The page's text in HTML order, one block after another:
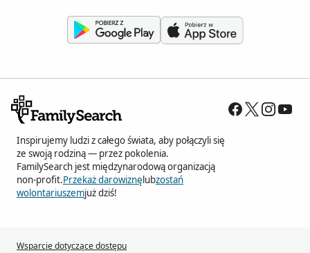
Inspirujemy ludzi z całego świata, aby połączyli się
ze swoją rodziną — przez pokolenia.
FamilySearch jest międzynarodową organizacją
non-profit.Przekaż darowiznęlubzostań
wolontariuszemjuż dziś!
Wsparcie dotyczące dostępu